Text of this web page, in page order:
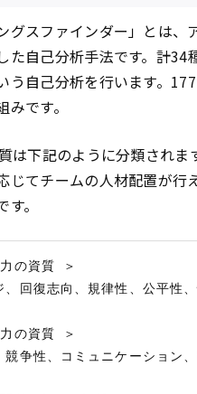
グスファインダー」とは、
た自己分析手法です。計
う自己分析を行います。
みです。
は下記のように分類され
じてチームの人材配置が行
。
の資質 ＞
、回復志向、規律性、公平性
の資質 ＞
競争性、コミュニケーション